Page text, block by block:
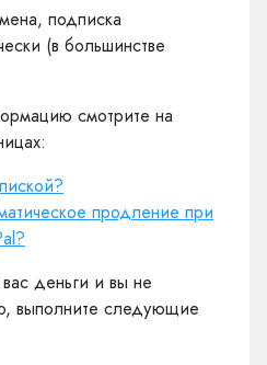
подписка
(в большинстве
смотрите на
продление при
деньги и вы не
выполните следующие